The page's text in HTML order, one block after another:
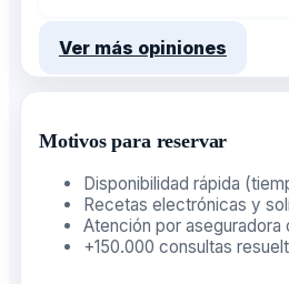
Ver más opiniones
Motivos para reservar
Disponibilidad rápida
Recetas electrónicas y
Atención por aseguradora
+150.000 consultas